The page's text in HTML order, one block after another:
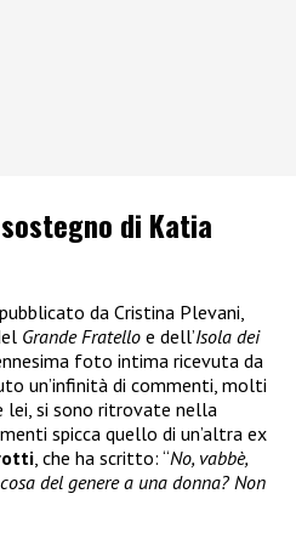
di Katia
da Cristina Plevani,
Grande Fratello e dell’Isola dei
foto intima ricevuta da
un’infinità di commenti, molti
lei, si sono ritrovate nella
spicca quello di un’altra ex
, che ha scritto: “No, vabbè,
del genere a una donna? Non